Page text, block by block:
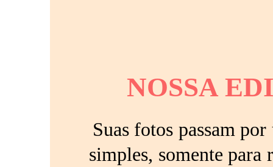
NOSSA
Suas fotos passam
simples, somente para